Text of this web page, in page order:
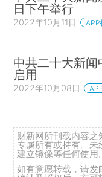
日下午举行
2022年10月11日 APP
中共二十大新闻
启用
2022年10月08日
财新网所刊载内容
专属所有或持有。未
建立镜像等任何使用。
如有意愿转载，请发